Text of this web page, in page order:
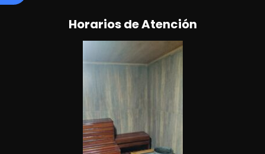
Horarios de Atención